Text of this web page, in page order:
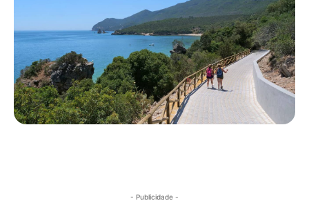
- Publicidade -